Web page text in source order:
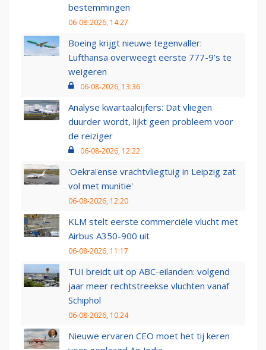
bestemmingen
06-08-2026, 14:27
Boeing krijgt nieuwe tegenvaller:
Lufthansa overweegt eerste 777-9’s te
weigeren
06-08-2026, 13:36
Analyse kwartaalcijfers: Dat vliegen
duurder wordt, lijkt geen probleem voor
de reiziger
06-08-2026, 12:22
'Oekraïense vrachtvliegtuig in Leipzig zat
vol met munitie'
06-08-2026, 12:20
KLM stelt eerste commerciële vlucht met
Airbus A350-900 uit
06-08-2026, 11:17
TUI breidt uit op ABC-eilanden: volgend
jaar meer rechtstreekse vluchten vanaf
Schiphol
06-08-2026, 10:24
Nieuwe ervaren CEO moet het tij keren